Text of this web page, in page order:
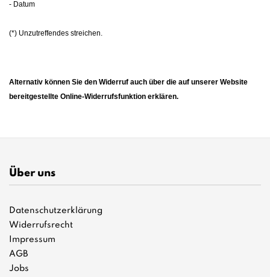
- Datum
(*) Unzutreffendes streichen.
Alternativ können Sie den Widerruf auch über die auf unserer Website
bereitgestellte Online-Widerrufsfunktion erklären.
Über uns
Datenschutzerklärung
Widerrufsrecht
Impressum
AGB
Jobs